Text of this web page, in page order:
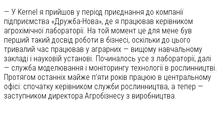
— У Kernel я прийшов у період приєднання до компанії
підприємства «Дружба-Нова», де я працював керівником
агрохімічної лабораторії. На той момент це для мене був
перший такий досвід роботи в бізнесі, оскільки до цього
тривалий час працював у аграрних — вищому навчальному
закладі і науковій установі. Починалось усе з лабораторії, далі
— служба моделювання і моніторингу технології в рослинництві.
Протягом останніх майже п’яти років працюю в центральному
офісі: спочатку керівником служби рослинництва, а тепер —
заступником директора Агробізнесу з виробництва.